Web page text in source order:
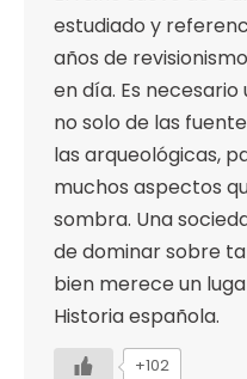
estudiado y
años de
en día. Es
no solo de las
las arqueológicas,
muchos aspectos
sombra. Una
de dominar sobre
bien merece un
Historia española.
+102